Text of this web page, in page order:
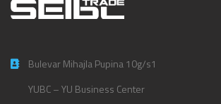
Bulevar Mihajla Pupina 10g/s1
YUBC – YU Business Center